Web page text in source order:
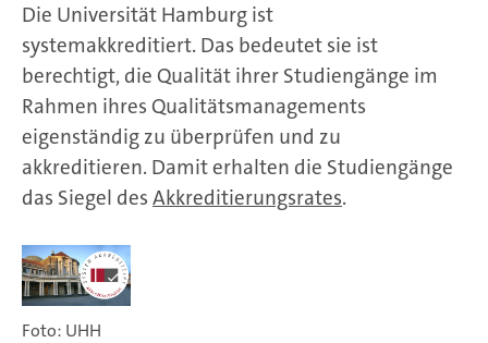
Die Universität Hamburg ist
systemakkreditiert. Das bedeutet sie ist
berechtigt, die Qualität ihrer Studiengänge im
Rahmen ihres Qualitätsmanagements
eigenständig zu überprüfen und zu
akkreditieren. Damit erhalten die Studiengänge
das Siegel des Akkreditierungsrates.
Foto: UHH